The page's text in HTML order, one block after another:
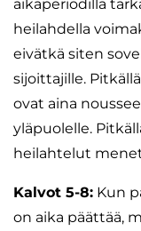
aikaperiodilla
heilahdella
eivätkä siten
sijoittajille.
ovat aina
yläpuolelle.
heilahtelut
Kalvot 5-8: Kun
on aika päättää,